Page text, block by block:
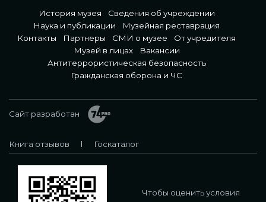
История музея
Сведения об учреждении
Наука и публикации
Музейная реставрация
Контакты
Партнеры СМИ о музее
От учредителя
Музей в лицах
Вакансии
Антитеррористическая безопасность
Гражданская оборона и ЧС
Сайт разработан
Книга отзывов Госкаталог
Чтобы оценить условия